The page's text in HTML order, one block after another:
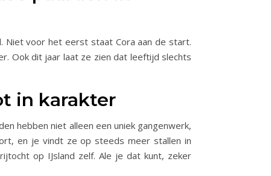
Niet voor het eerst staat Cora aan de start.
Ook dit jaar laat ze zien dat leeftijd slechts
in karakter
hebben niet alleen een uniek gangenwerk,
en je vindt ze op steeds meer stallen in
op IJsland zelf. Ale je dat kunt, zeker